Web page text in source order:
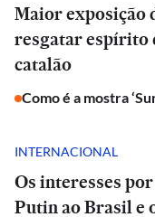
Maior exposição
resgatar espírito
catalão
Como é a mostra
INTERNACIONAL
Os interesses
Putin ao Brasil e